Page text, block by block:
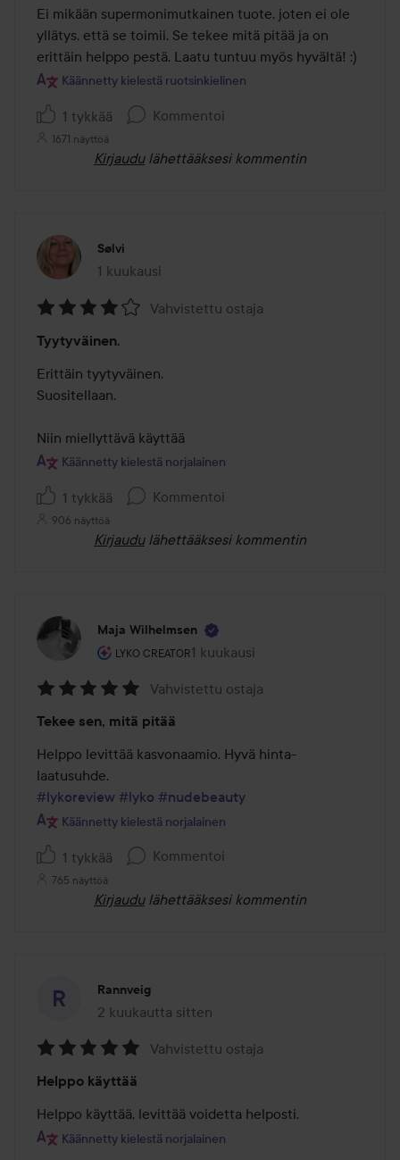
/
5
Ei mikään supermonimutkainen tuote, joten ei ole
yllätys, että se toimii. Se tekee mitä pitää ja on
erittäin helppo pestä. Laatu tuntuu myös hyvältä! :)
Käännetty kielestä ruotsinkielinen
1 tykkää Kommentoi
1671 näyttöä
Kirjaudu lähettääksesi kommentin
Sølvi
1 kuukausi
Viesti luotiin 1 kuukausi
4
/
5
Vahvistettu ostaja
Tyytyväinen.
Erittäin tyytyväinen.
Suositellaan.
Niin miellyttävä käyttää
Käännetty kielestä norjalainen
1 tykkää Kommentoi
906 näyttöä
Kirjaudu lähettääksesi kommentin
Maja Wilhelmsen
LYKO CREATOR
Käyttäjän rooli: Lyko Creator.
1 kuukausi
Viesti luotiin 1 kuukausi
5
/
5
Vahvistettu ostaja
Tekee sen, mitä pitää
Helppo levittää kasvonaamio. Hyvä hinta-
#lykoreview #lyko #nudebeauty
Käännetty kielestä norjalainen
1 tykkää Kommentoi
765 näyttöä
Kirjaudu lähettääksesi kommentin
Rannveig
2 kuukautta sitten
Viesti luotiin 2 kuukautta sitten
5
/
5
Vahvistettu ostaja
Helppo käyttää
Helppo käyttää, levittää voidetta helposti.
Käännetty kielestä norjalainen